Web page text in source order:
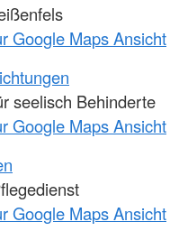
Google Maps Ansicht
seelisch Behinderte
Google Maps Ansicht
Google Maps Ansicht